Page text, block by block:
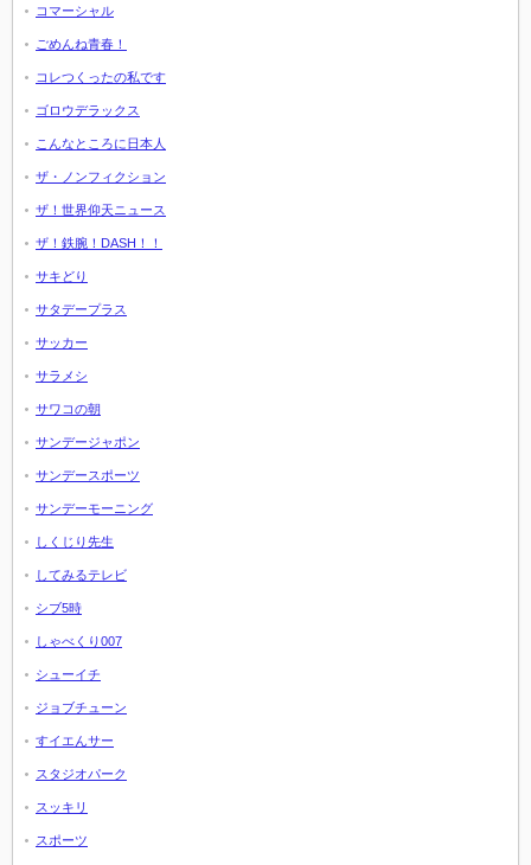
コマーシャル
ごめんね青春！
コレつくったの私です
ゴロウデラックス
こんなところに日本人
ザ・ノンフィクション
ザ！世界仰天ニュース
ザ！鉄腕！DASH！！
サキどり
サタデープラス
サッカー
サラメシ
サワコの朝
サンデージャポン
サンデースポーツ
サンデーモーニング
しくじり先生
してみるテレビ
シブ5時
しゃべくり007
シューイチ
ジョブチューン
すイエんサー
スタジオパーク
スッキリ
スポーツ